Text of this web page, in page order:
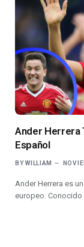
Ander Herrera
Español
BY WILLIAM
Ander Herrera es
europeo. Conocido